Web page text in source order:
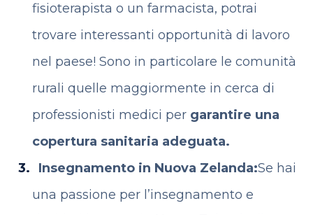
fisioterapista o un farmacista, potrai
trovare interessanti opportunità di lavoro
nel paese! Sono in particolare le comunità
rurali quelle maggiormente in cerca di
professionisti medici per garantire una
copertura sanitaria adeguata.
Insegnamento in Nuova Zelanda:Se hai
una passione per l’insegnamento e